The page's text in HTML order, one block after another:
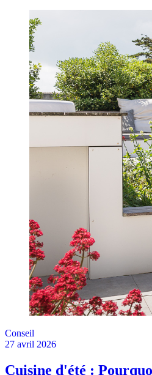
Conseil
27 avril 2026
Cuisine d'été :